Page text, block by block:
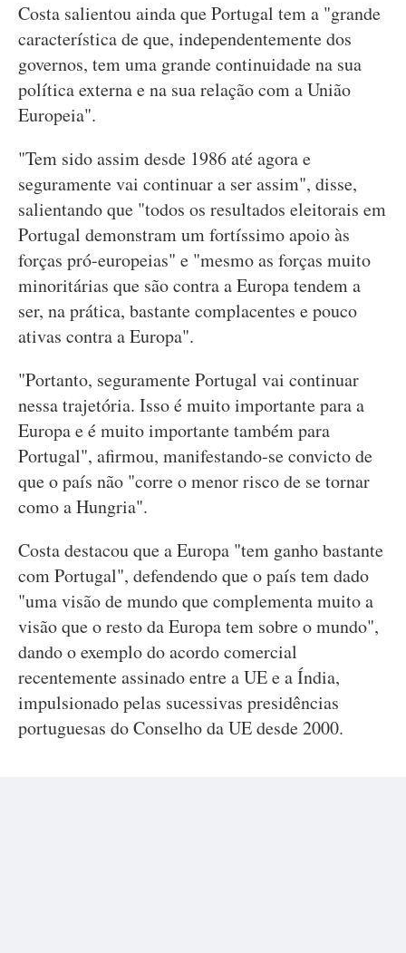
Costa salientou ainda que Portugal tem a "grande
característica de que, independentemente dos
governos, tem uma grande continuidade na sua
política externa e na sua relação com a União
Europeia".
"Tem sido assim desde 1986 até agora e
seguramente vai continuar a ser assim", disse,
salientando que "todos os resultados eleitorais em
Portugal demonstram um fortíssimo apoio às
forças pró-europeias" e "mesmo as forças muito
minoritárias que são contra a Europa tendem a
ser, na prática, bastante complacentes e pouco
ativas contra a Europa".
"Portanto, seguramente Portugal vai continuar
nessa trajetória. Isso é muito importante para a
Europa e é muito importante também para
Portugal", afirmou, manifestando-se convicto de
que o país não "corre o menor risco de se tornar
como a Hungria".
Costa destacou que a Europa "tem ganho bastante
com Portugal", defendendo que o país tem dado
"uma visão de mundo que complementa muito a
visão que o resto da Europa tem sobre o mundo",
dando o exemplo do acordo comercial
recentemente assinado entre a UE e a Índia,
impulsionado pelas sucessivas presidências
portuguesas do Conselho da UE desde 2000.